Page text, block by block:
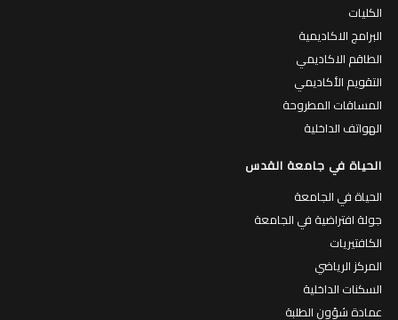
الكليات
البرامج الاكاديمية
الطاقم الاكاديمي
التقويم الأكاديمي
المساقات المطروحة
الهواتف الداخلية
الحياة في جامعة القدس
الحياة في الجامعة
جولة افتراضية في الجامعة
الكافتيريات
المركز الرياضي
السكنات الداخلية
عمادة شؤون الطلبة